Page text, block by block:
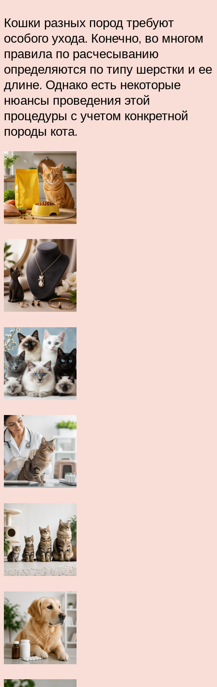
Кошки разных пород требуют
особого ухода. Конечно, во многом
правила по расчесыванию
определяются по типу шерстки и ее
длине. Однако есть некоторые
нюансы проведения этой
процедуры с учетом конкретной
породы кота.